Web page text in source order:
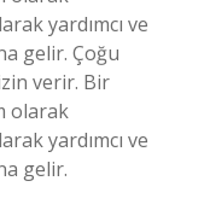
yardımcı ve
gelir. Çoğu
verir. Bir
olarak
yardımcı ve
gelir.